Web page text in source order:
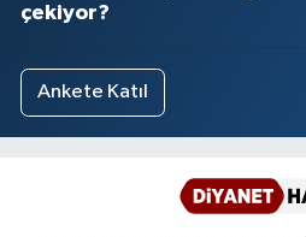
çekiyor?
Ankete Katıl